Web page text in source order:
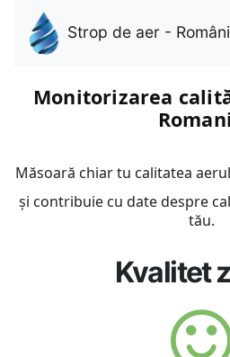
Strop de aer -
Monitorizarea
Măsoară chiar tu calitatea
și contribuie cu date despre
tău.
Kvalitet